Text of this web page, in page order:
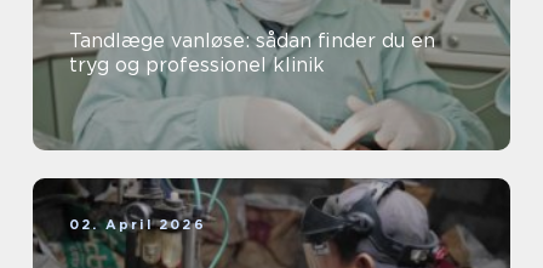
Tandlæge vanløse: sådan finder du en
tryg og professionel klinik
02. April 2026